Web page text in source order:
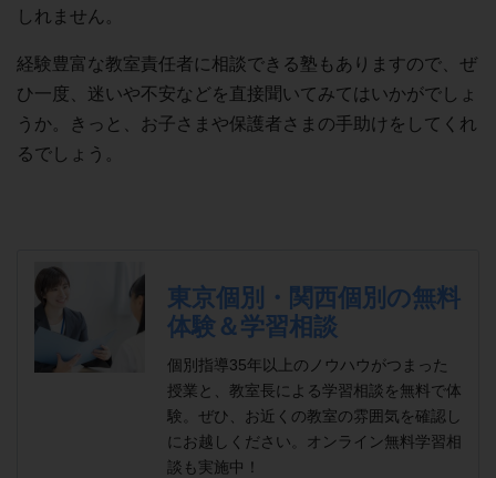
しれません。
経験豊富な教室責任者に相談できる塾もありますので、ぜ
ひ一度、迷いや不安などを直接聞いてみてはいかがでしょ
うか。きっと、お子さまや保護者さまの手助けをしてくれ
るでしょう。
東京個別・関西個別の無料
体験＆学習相談
個別指導35年以上のノウハウがつまった
授業と、教室長による学習相談を無料で体
験。ぜひ、お近くの教室の雰囲気を確認し
にお越しください。オンライン無料学習相
談も実施中！